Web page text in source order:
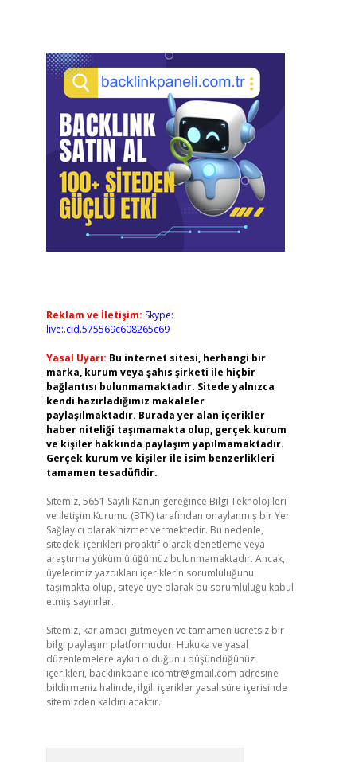
Reklam ve İletişim: Skype:
live:.cid.575569c608265c69
Yasal Uyarı: Bu internet sitesi, herhangi bir
marka, kurum veya şahıs şirketi ile hiçbir
bağlantısı bulunmamaktadır. Sitede yalnızca
kendi hazırladığımız makaleler
paylaşılmaktadır. Burada yer alan içerikler
haber niteliği taşımamakta olup, gerçek kurum
ve kişiler hakkında paylaşım yapılmamaktadır.
Gerçek kurum ve kişiler ile isim benzerlikleri
tamamen tesadüfidir.
Sitemiz, 5651 Sayılı Kanun gereğince Bilgi Teknolojileri
ve İletişim Kurumu (BTK) tarafından onaylanmış bir Yer
Sağlayıcı olarak hizmet vermektedir. Bu nedenle,
sitedeki içerikleri proaktif olarak denetleme veya
araştırma yükümlülüğümüz bulunmamaktadır. Ancak,
üyelerimiz yazdıkları içeriklerin sorumluluğunu
taşımakta olup, siteye üye olarak bu sorumluluğu kabul
etmiş sayılırlar.
Sitemiz, kar amacı gütmeyen ve tamamen ücretsiz bir
bilgi paylaşım platformudur. Hukuka ve yasal
düzenlemelere aykırı olduğunu düşündüğünüz
içerikleri, backlinkpanelicomtr@gmail.com adresine
bildirmeniz halinde, ilgili içerikler yasal süre içerisinde
sitemizden kaldırılacaktır.